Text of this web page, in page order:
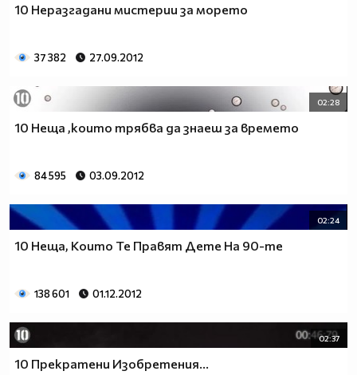
10 Неразгадани мистерии за морето
37 382 27.09.2012
02:28
10 Неща ,които трябва да знаеш за времето
84 595 03.09.2012
02:24
10 Неща, Които Те Правят Дете На 90-те
138 601 01.12.2012
02:37
10 Прекратени Изобретения...